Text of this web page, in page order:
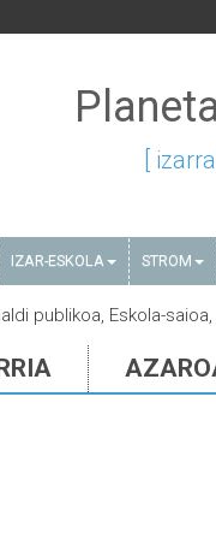
[
IZAR-ESKOLA STROM
publikoa, Eskola-